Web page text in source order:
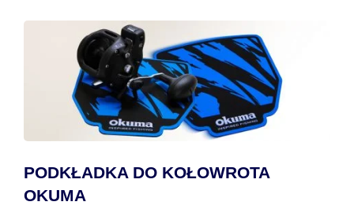
PODKŁADKA DO KOŁOWROTA
OKUMA